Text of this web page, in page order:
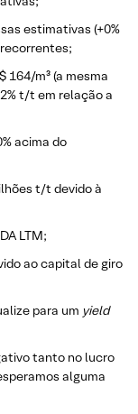
estimativas (+0%
164/m³ (a mesma
t/t em relação a
acima do
t/t devido à
LTM;
ao capital de giro
para um yield
tanto no lucro
alguma